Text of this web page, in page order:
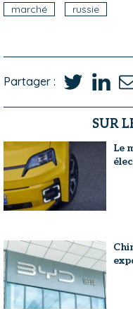
marché russie
Partager :
SUR
Le